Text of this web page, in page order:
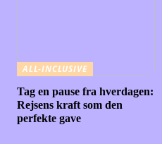
ALL-INCLUSIVE
Tag en pause fra hverdagen:
Rejsens kraft som den
perfekte gave